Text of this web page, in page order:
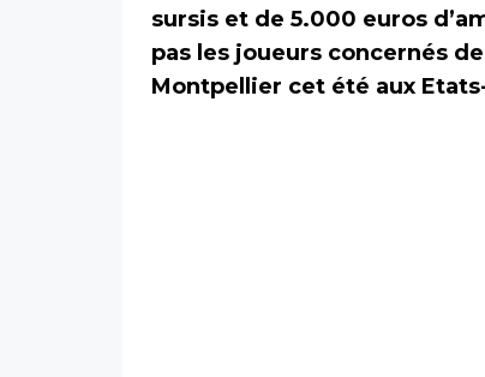
sursis et de 5.000 euros
pas les joueurs concernés
Montpellier cet été aux